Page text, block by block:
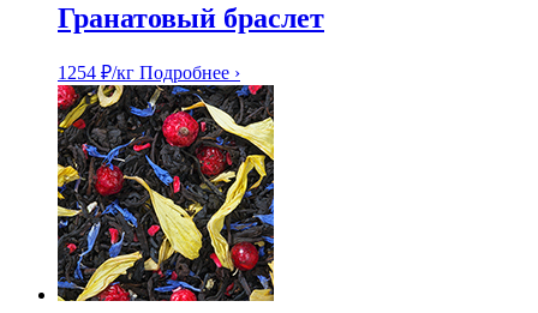
Гранатовый браслет
1254 ₽/кг Подробнее ›